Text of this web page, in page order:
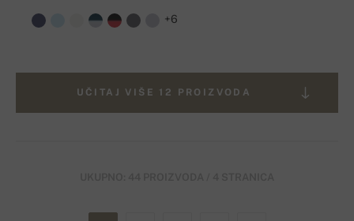
+6
UČITAJ VIŠE 12 PROIZVODA